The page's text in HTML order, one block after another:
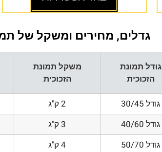
גדלים, מחירים ומשקל של
גודל תמונת
הזכוכית
משקל תמונת
הזכוכית
גודל 30/45 2 ק"ג
גודל 40/60
3 ק"ג
גודל 50/70
4 ק"ג